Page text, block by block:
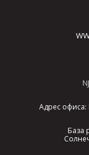
Адрес офиса:
База